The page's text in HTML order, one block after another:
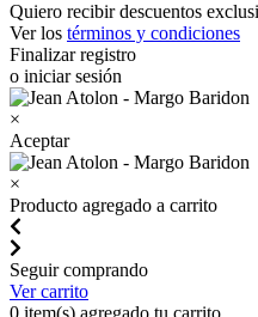
Quiero recibir descuentos
Ver los términos y condiciones
Finalizar registro
o iniciar sesión
×
Aceptar
×
Producto agregado a carrito
Seguir comprando
Ver carrito
0 item(s) agregado tu carrito